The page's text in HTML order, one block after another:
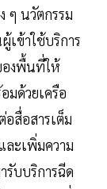
ๆ นวัตกรรม
เข้าใช้บริการ
องพื้นที่ให้
มด้วยเครือ
อสื่อสารเต็ม
ะเพิ่มความ
บบริการฉีด